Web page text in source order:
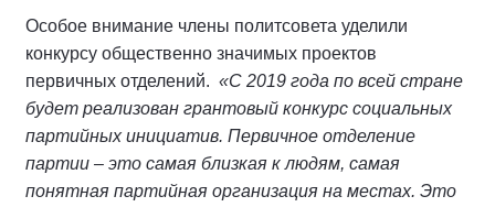
Особое внимание члены политсовета уделили
конкурсу общественно значимых проектов
первичных отделений. «С 2019 года по всей стране
будет реализован грантовый конкурс социальных
партийных инициатив. Первичное отделение
партии – это самая близкая к людям, самая
понятная партийная организация на местах. Это